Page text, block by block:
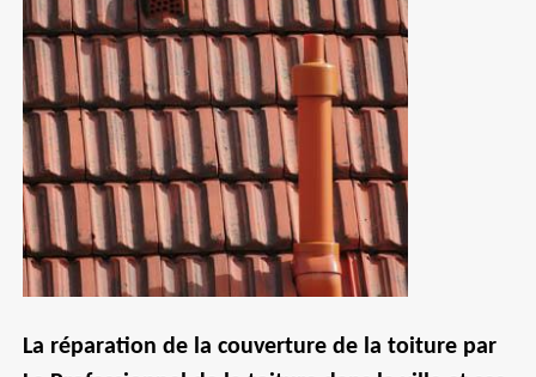
La réparation de la couverture de la toiture par